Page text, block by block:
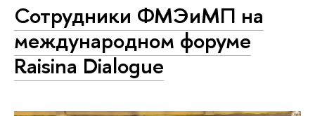
Сотрудники ФМЭиМП на
международном форуме
Raisina Dialogue